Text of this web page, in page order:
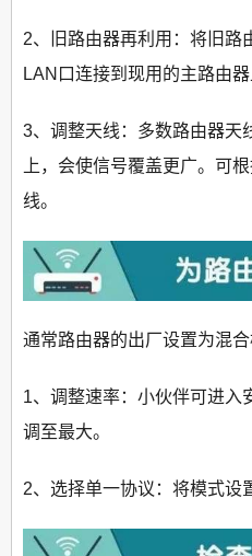
2、旧路由器再利用：将旧路
LAN口连接到现用的主路由器
3、调整天线：多数路由器天
上，会使信号覆盖更广。可
线。
通常路由器的出厂设置为混
1、调整速率：小伙伴可进入
调至最大。
2、选择单一协议：将模式设